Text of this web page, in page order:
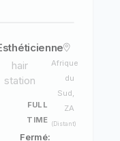
hair
station
Afrique
du
Sud,
ZA
(Distant)
FULL
TIME
Fermé: